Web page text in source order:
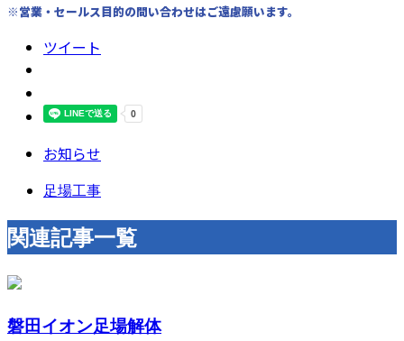
※営業・セールス目的の問い合わせはご遠慮願います。
ツイート
お知らせ
足場工事
関連記事一覧
磐田イオン足場解体